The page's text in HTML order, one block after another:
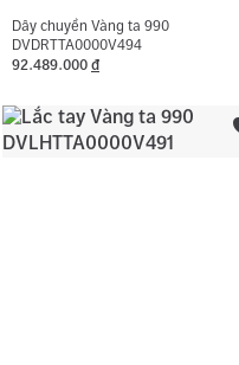
Dây chuyền Vàng ta 990
DVDRTTA0000V494
92.489.000 đ